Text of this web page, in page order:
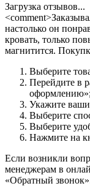
Загрузка отзывов...
настолько он
кровать, только
магнитится.
Выберите
Перейдите в
оформлению»;
Укажите
Выберите
Выберите
Нажмите на
Если возникли
менеджерам в
«Обратный